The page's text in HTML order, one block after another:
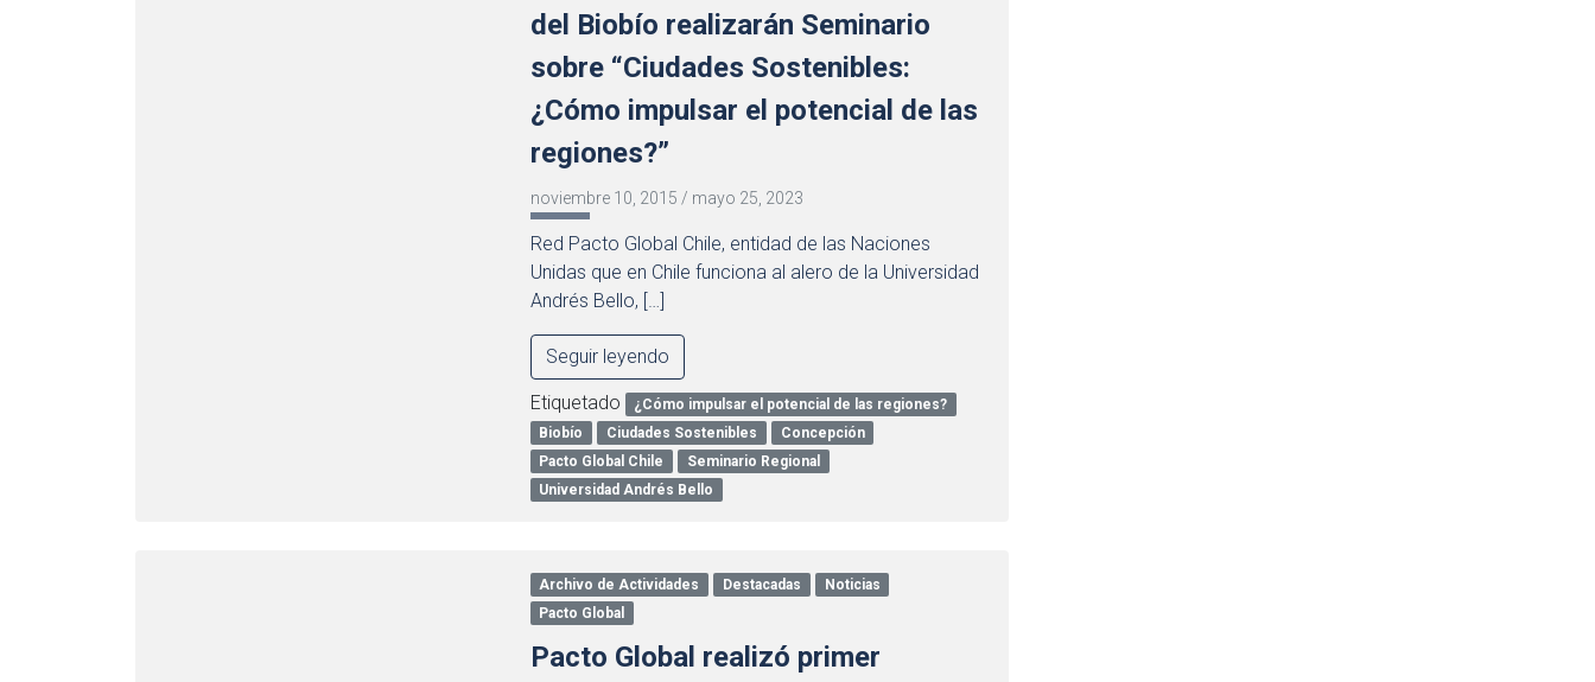
del Biobío realizarán Seminario
sobre “Ciudades Sostenibles:
¿Cómo impulsar el potencial de las
regiones?”
noviembre 10, 2015 / mayo 25, 2023
Red Pacto Global Chile, entidad de las Naciones
Unidas que en Chile funciona al alero de la Universidad
Andrés Bello, […]
Seguir leyendo
Etiquetado
¿Cómo impulsar el potencial de las regiones?
Biobío
Ciudades Sostenibles
Concepción
Pacto Global Chile
Seminario Regional
Universidad Andrés Bello
Archivo de Actividades Destacadas
Noticias
Pacto Global
Pacto Global realizó primer